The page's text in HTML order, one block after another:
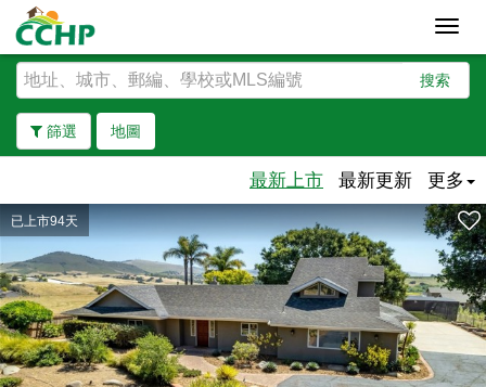
搜索
篩選 地圖
去除邊界
最新上市 最新更新 更多
已上市94天